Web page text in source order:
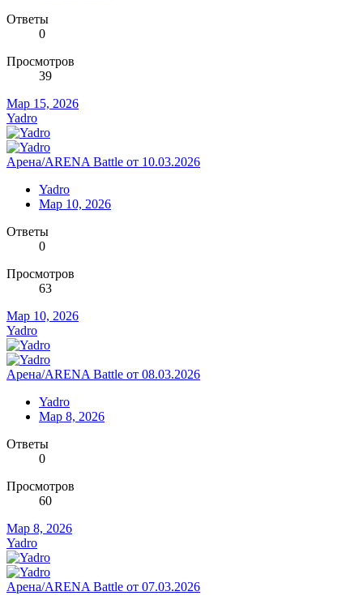
Ответы
0
Просмотров
39
Мар 15, 2026
Yadro
Арена/ARENA Battle от 10.03.2026
Yadro
Мар 10, 2026
Ответы
0
Просмотров
63
Мар 10, 2026
Yadro
Арена/ARENA Battle от 08.03.2026
Yadro
Мар 8, 2026
Ответы
0
Просмотров
60
Мар 8, 2026
Yadro
Арена/ARENA Battle от 07.03.2026